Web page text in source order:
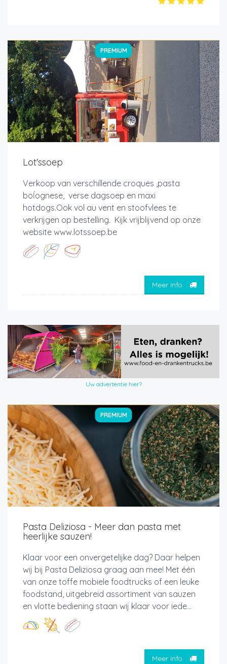
PREMIUM
Lot'ssoep
Verkoop van verschillende croques ,pasta
boĺognese, verse dagsoep en maxi
hotdogs.Ook vol au vent en stoofvlees te
verkrijgen op bestelling. Kijk vrijblijvend op onze
website www.lotssoep.be
Meer info
Uw advertentie hier?
PREMIUM
Pasta Deliziosa - Meer dan pasta met
heerlijke sauzen!
Klaar voor een onvergetelijke dag? Daar helpen
wij bij Pasta Deliziosa graag aan mee! Met één
van onze toffe mobiele foodtrucks of een leuke
foodstand, uitgebreid assortiment van sauzen
en vlotte bediening staan wij klaar voor iede...
Meer info